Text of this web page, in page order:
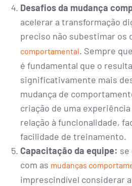
Desafios da mudança
acelerar a transformação
preciso não subestimar os
comportamental. Sempre
é fundamental que o
significativamente mais
mudança de
criação de uma
relação à funcionalidade,
facilidade de treinamento.
Capacitação da equipe: se
com as mudanças
imprescindível considerar